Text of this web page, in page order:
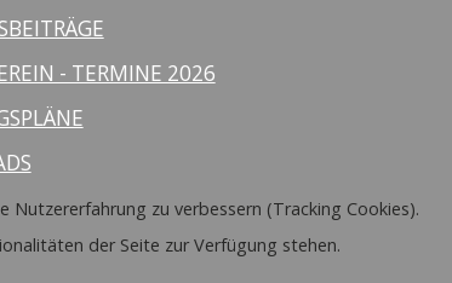
- TERMINE 2026
Nutzererfahrung zu verbessern (Tracking Cookies).
der Seite zur Verfügung stehen.